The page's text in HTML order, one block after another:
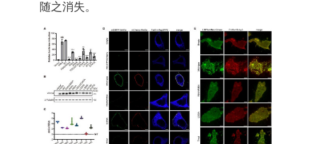
随之消失。